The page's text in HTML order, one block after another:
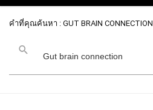
คำที่คุณค้นหา : GUT BRAIN​ CONNECTION​